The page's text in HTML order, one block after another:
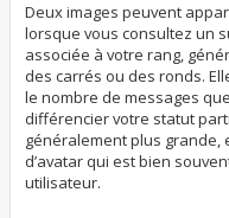
Deux images peuvent
lorsque vous consultez un
associée à votre rang,
des carrés ou des ronds.
le nombre de messages
différencier votre statut
généralement plus grande,
d’avatar qui est bien
utilisateur.